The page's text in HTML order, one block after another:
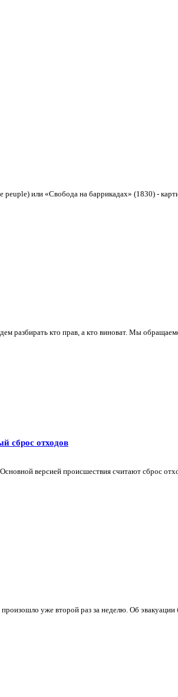
или «Свобода на баррикадах» (1830) -
кто прав, а кто виноват. Мы
сброс отходов
версией происшествия считают сброс
уже второй раз за неделю. Об